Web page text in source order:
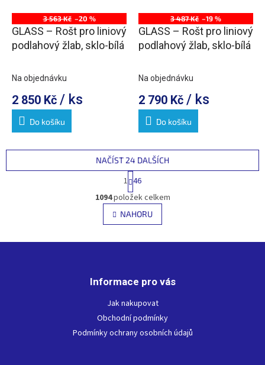
3 563 Kč –20 %
GLASS – Rošt pro liniový
podlahový žlab, sklo-bílá
Na objednávku
2 850 Kč / ks
Do košíku
3 487 Kč –19 %
GLASS – Rošt pro liniový
podlahový žlab, sklo-bílá
Na objednávku
2 790 Kč / ks
Do košíku
O
v
l
á
p
v
k
y
v
NAČÍST 24 DALŠÍCH
S
t
r
á
n
k
v
1 46
1094položek celkem
NAHORU
Informace pro vás
Jak nakupovat
Obchodní podmínky
Podmínky ochrany osobních údajů